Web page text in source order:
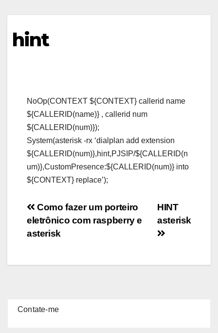
hint
NoOp(CONTEXT ${CONTEXT} callerid name
${CALLERID(name)} , callerid num
${CALLERID(num)});
System(asterisk -rx ‘dialplan add extension
${CALLERID(num)},hint,PJSIP/${CALLERID(n
um)},CustomPresence:${CALLERID(num)} into
${CONTEXT} replace’);
Post
navigation
HINT
asterisk
Como fazer um porteiro
eletrônico com raspberry e
asterisk
Contate-me